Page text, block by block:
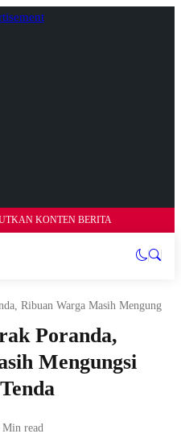
KONTEN BERITA
Ribuan Warga Masih Mengungsi
Poranda,
Mengungsi
Min read